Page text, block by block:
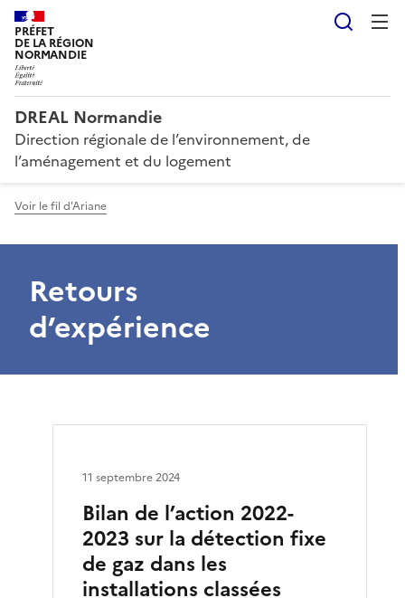
PRÉFET
DE LA RÉGION
NORMANDIE
DREAL Normandie
Direction régionale de l’environnement, de
l’aménagement et du logement
Voir le fil d'Ariane
Retours
d’expérience
Bilan de l’action 2022-
2023 sur la détection fixe
de gaz dans les
installations classées
11 septembre 2024